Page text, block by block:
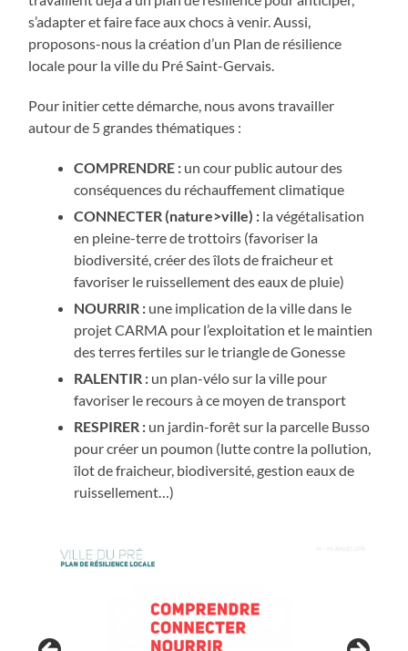
s’adapter et faire face aux chocs à venir. Aussi,
proposons-nous la création d’un Plan de résilience
locale pour la ville du Pré Saint-Gervais.
Pour initier cette démarche, nous avons travailler
autour de 5 grandes thématiques :
COMPRENDRE : un cour public autour des
conséquences du réchauffement climatique
CONNECTER (nature>ville) : la végétalisation
en pleine-terre de trottoirs (favoriser la
biodiversité, créer des îlots de fraicheur et
favoriser le ruissellement des eaux de pluie)
NOURRIR : une implication de la ville dans le
projet CARMA pour l’exploitation et le maintien
des terres fertiles sur le triangle de Gonesse
RALENTIR : un plan-vélo sur la ville pour
favoriser le recours à ce moyen de transport
RESPIRER : un jardin-forêt sur la parcelle Busso
pour créer un poumon (lutte contre la pollution,
îlot de fraicheur, biodiversité, gestion eaux de
ruissellement…)